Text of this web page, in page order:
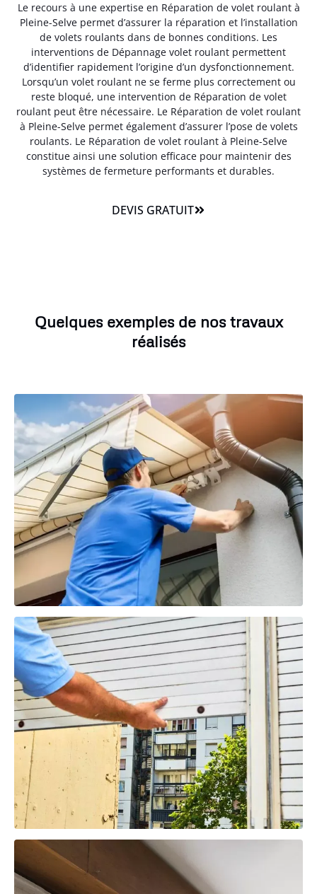
Le recours à une expertise en Réparation de volet roulant à
Pleine-Selve permet d’assurer la réparation et l’installation
de volets roulants dans de bonnes conditions. Les
interventions de Dépannage volet roulant permettent
d’identifier rapidement l’origine d’un dysfonctionnement.
Lorsqu’un volet roulant ne se ferme plus correctement ou
reste bloqué, une intervention de Réparation de volet
roulant peut être nécessaire. Le Réparation de volet roulant
à Pleine-Selve permet également d’assurer l’pose de volets
roulants. Le Réparation de volet roulant à Pleine-Selve
constitue ainsi une solution efficace pour maintenir des
systèmes de fermeture performants et durables.
DEVIS GRATUIT
Quelques exemples de nos travaux
réalisés